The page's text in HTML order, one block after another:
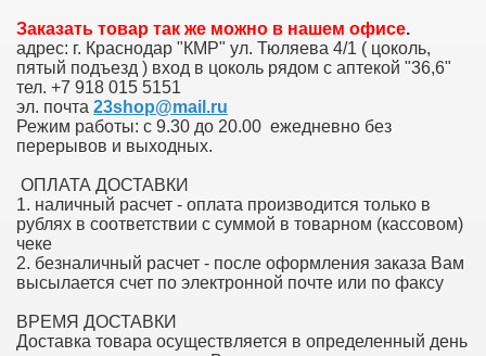
Заказать товар так же можно в нашем офисе.
адрес: г. Краснодар "КМР" ул. Тюляева 4/1 ( цоколь,
пятый подъезд ) вход в цоколь рядом с аптекой "36,6"
тел. +7 918 015 5151
эл. почта 23shop@mail.ru
Режим работы: с 9.30 до 20.00 ежедневно без
перерывов и выходных.
ОПЛАТА ДОСТАВКИ
1. наличный расчет - оплата производится только в
рублях в соответствии с суммой в товарном (кассовом)
чеке
2. безналичный расчет - после оформления заказа Вам
высылается счет по электронной почте или по факсу
ВРЕМЯ ДОСТАВКИ
Доставка товара осуществляется в определенный день